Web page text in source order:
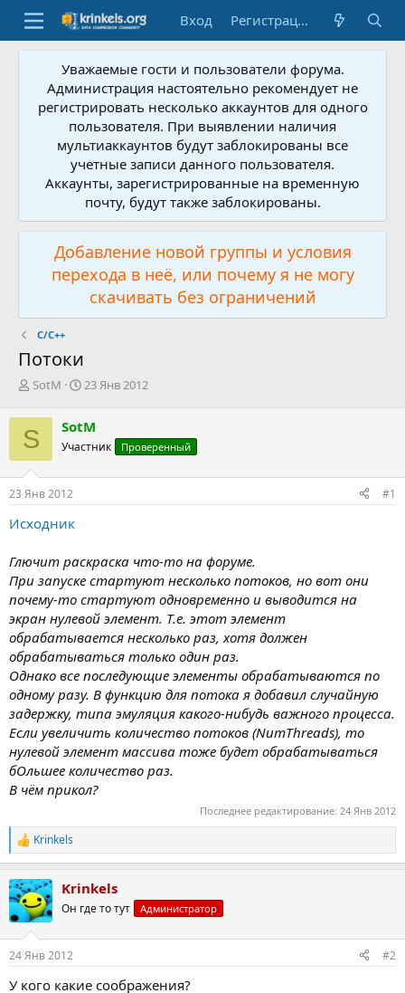
Вход Регистрация
Уважаемые гости и пользователи форума.
Администрация настоятельно рекомендует не
регистрировать несколько аккаунтов для одного
пользователя. При выявлении наличия
мультиаккаунтов будут заблокированы все
учетные записи данного пользователя.
Аккаунты, зарегистрированные на временную
почту, будут также заблокированы.
Добавление новой группы и условия
перехода в неё, или почему я не могу
скачивать без ограничений
C/C++
Потоки
А
т
о
р
т
е
м
SotM
Д
а
н
ч
23 Янв 2012
S SotM
Участник Проверенный
23 Янв 2012 #1
Исходник
Глючит раскраска что-то на форуме.
При запуске стартуют несколько потоков, но вот они
почему-то стартуют одновременно и выводится на
экран нулевой элемент. Т.е. этот элемент
обрабатывается несколько раз, хотя должен
обрабатываться только один раз.
Однако все последующие элементы обрабатываются по
одному разу. В функцию для потока я добавил случайную
задержку, типа эмуляция какого-нибудь важного процесса.
Если увеличить количество потоков (NumThreads), то
нулевой элемент массива тоже будет обрабатываться
бОльшее количество раз.
В чём прикол?
Последнее редактирование: 24 Янв 2012
Р
е
к
ц
и
Krinkels
Krinkels
Он где то тут Администратор
24 Янв 2012 #2
У кого какие соображения?